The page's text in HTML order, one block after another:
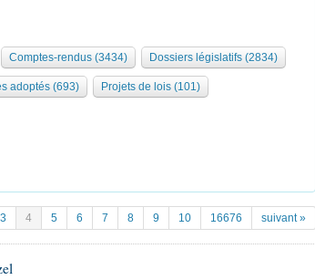
Comptes-rendus (3434) Dossiers législatifs (2834)
adoptés (693) Projets de lois (101)
3 4 5 6 7 8 9 10 16676 suivant »